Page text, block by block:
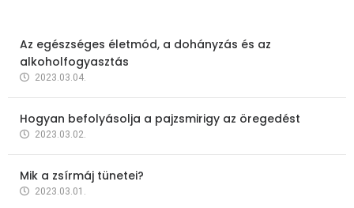
Az egészséges életmód, a dohányzás és az
alkoholfogyasztás
2023.03.04.
Hogyan befolyásolja a pajzsmirigy az öregedést
2023.03.02.
Mik a zsírmáj tünetei?
2023.03.01.